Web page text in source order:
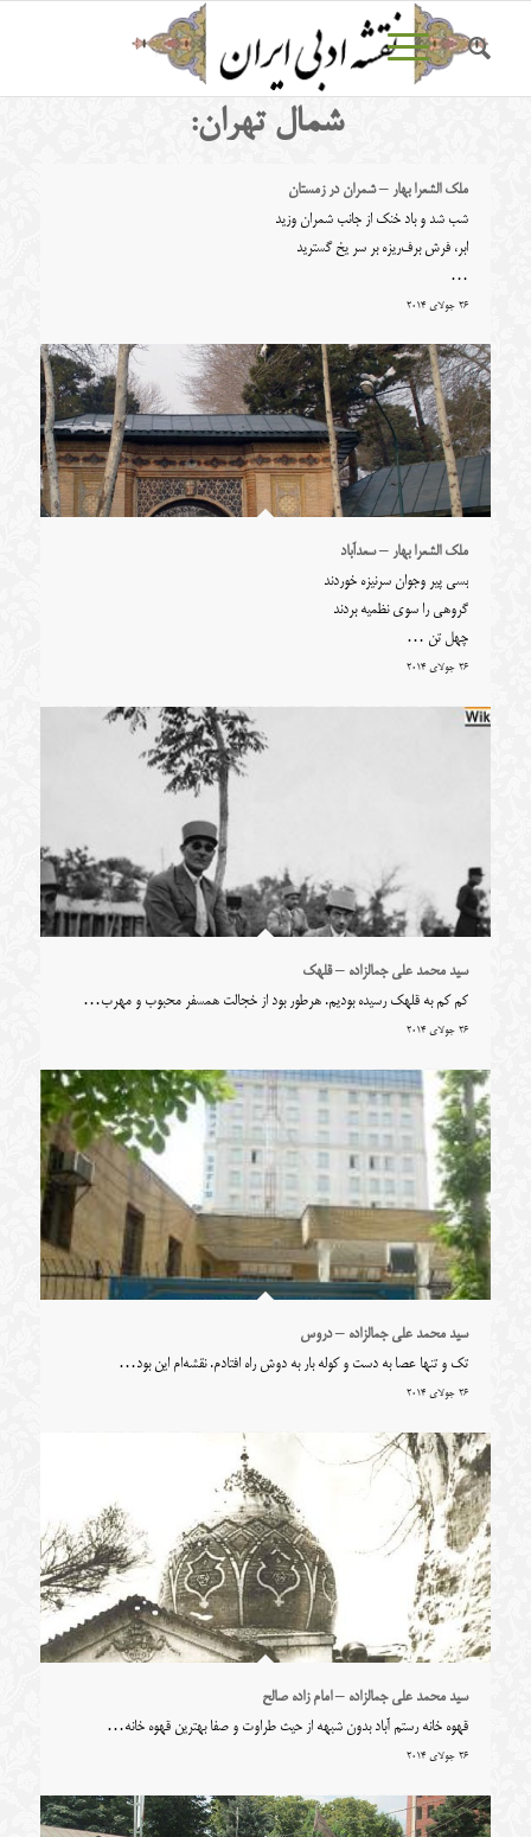
شمال تهران:
ملک الشعرا بهار – شمران در زمستان
شب شد و باد خنک از جانب شمران وزید
ابر، فرش برف‌ریزه بر سر یخ گسترید
…
26 جولای 2014
ملک الشعرا بهار – سعدآباد
بسی پیر وجوان سرنیزه خوردند
گروهی را سوی نظمیه بردند
چهل تن …
26 جولای 2014
سید محمد علی جمالزاده – قلهک
کم کم به قلهک رسیده بودیم. هرطور بود از خجالت همسفر محبوب و مهرب…
26 جولای 2014
سید محمد علی جمالزاده – دروس
تک و تنها عصا به دست و کوله بار به دوش راه افتادم. نقشه‌ام این بود…
26 جولای 2014
سید محمد علی جمالزاده – امام زاده صالح
قهوه خانه رستم آباد بدون شبهه از حیث طراوت و صفا بهترین قهوه خانه…
26 جولای 2014